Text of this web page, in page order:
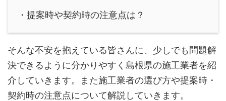
・提案時や契約時の注意点は？
そんな不安を抱えている皆さんに、少しでも問題解
決できるように分かりやすく島根県の施工業者を紹
介していきます。また施工業者の選び方や提案時・
契約時の注意点について解説していきます。